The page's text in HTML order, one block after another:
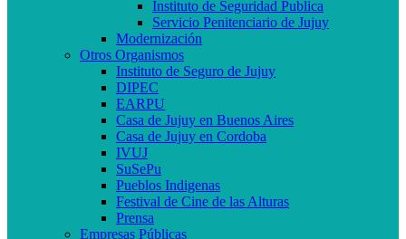
Instituto de Seguridad Publica
Servicio Penitenciario de Jujuy
Modernización
Otros Organismos
Instituto de Seguro de Jujuy
DIPEC
EARPU
Casa de Jujuy en Buenos Aires
Casa de Jujuy en Cordoba
IVUJ
SuSePu
Pueblos Indigenas
Festival de Cine de las Alturas
Prensa
Empresas Públicas